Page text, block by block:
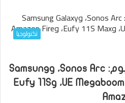
تكنولوجيا
أفضل عروض أمازون لليوم: Sonos Arc، وSamsung
Galaxy S25 Ultra، وUE Megaboom 4، وEufy 11S